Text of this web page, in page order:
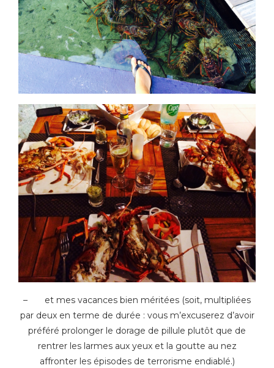
– et mes vacances bien méritées (soit, multipliées
par deux en terme de durée : vous m’excuserez d’avoir
préféré prolonger le dorage de pillule plutôt que de
rentrer les larmes aux yeux et la goutte au nez
affronter les épisodes de terrorisme endiablé.)